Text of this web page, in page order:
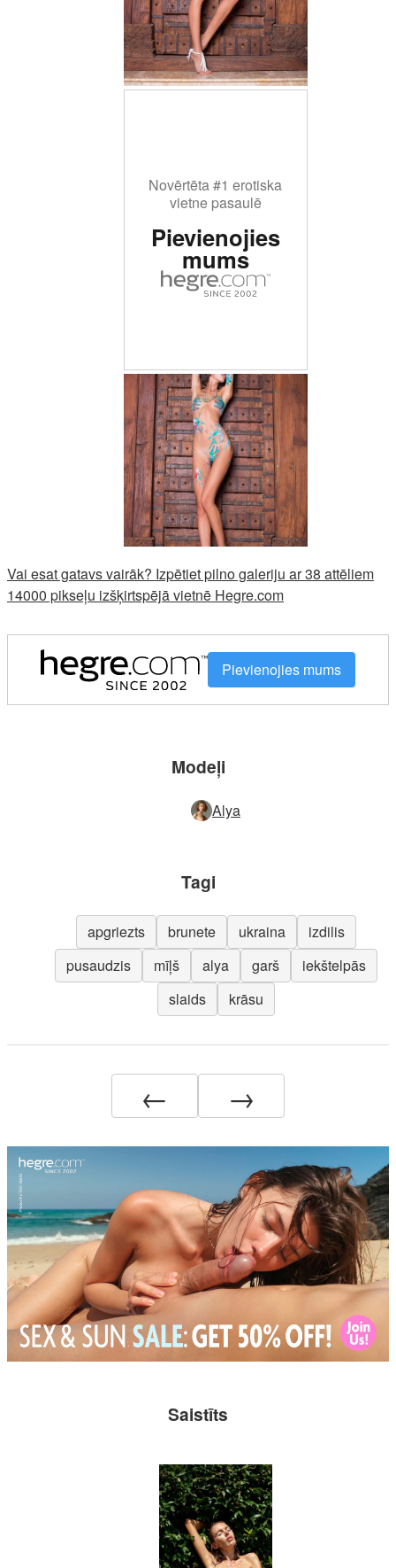
Novērtēta #1 erotiska
vietne pasaulē
Pievienojies
mums
Vai esat gatavs vairāk? Izpētiet pilno galeriju ar 38 attēliem
14000 pikseļu izšķirtspējā vietnē Hegre.com
Pievienojies mums
Modeļi
Alya
Tagi
apgriezts brunete ukraina
izdilis
pusaudzis
mīļš alya garš
iekštelpās
slaids
krāsu
← →
Saistīts